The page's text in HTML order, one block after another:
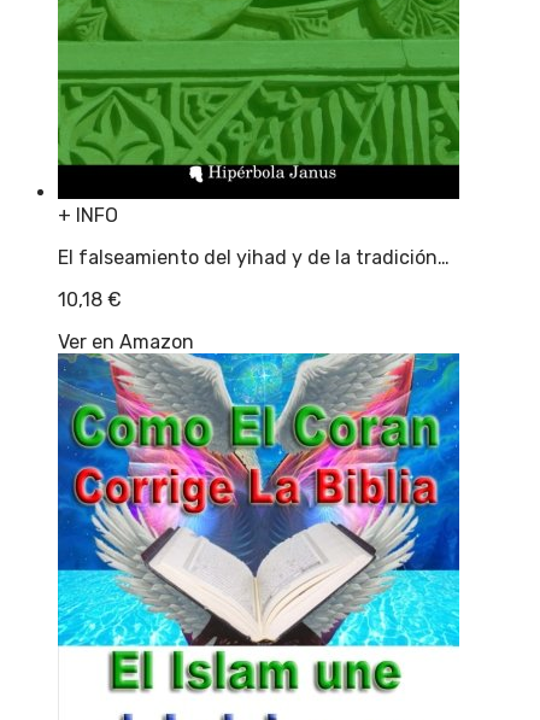
+ INFO
El falseamiento del yihad y de la tradición…
10,18 €
Ver en Amazon